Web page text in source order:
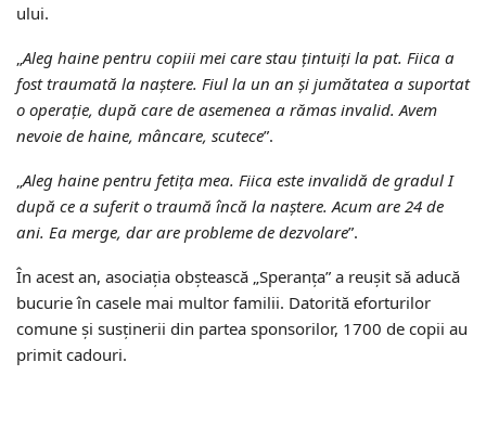
ului.
„Aleg haine pentru copiii mei care stau țintuiți la pat. Fiica a
fost traumată la naștere. Fiul la un an și jumătatea a suportat
o operație, după care de asemenea a rămas invalid. Avem
nevoie de haine, mâncare, scutece”.
„Aleg haine pentru fetița mea. Fiica este invalidă de gradul I
după ce a suferit o traumă încă la naștere. Acum are 24 de
ani. Ea merge, dar are probleme de dezvolare”.
În acest an, asociația obștească „Speranța” a reușit să aducă
bucurie în casele mai multor familii. Datorită eforturilor
comune și susținerii din partea sponsorilor, 1700 de copii au
primit cadouri.